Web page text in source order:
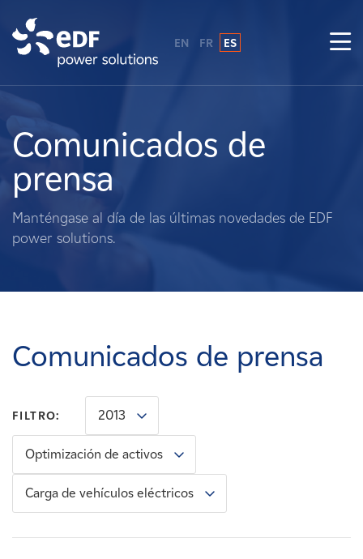
Sobre nosotros
Qué hacemos
Terratenientes
Carreras
Noticias
Contacte con
Afiliados
EN FR ES
Comunicados de
prensa
Manténgase al día de las últimas novedades de EDF
power solutions.
Comunicados de prensa
FILTRO: 2013
Optimización de activos
Carga de vehículos eléctricos